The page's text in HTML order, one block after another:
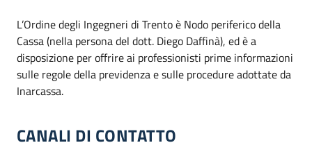
L’Ordine degli Ingegneri di Trento è Nodo periferico della
Cassa (nella persona del dott. Diego Daffinà), ed è a
disposizione per offrire ai professionisti prime informazioni
sulle regole della previdenza e sulle procedure adottate da
Inarcassa.
CANALI DI CONTATTO